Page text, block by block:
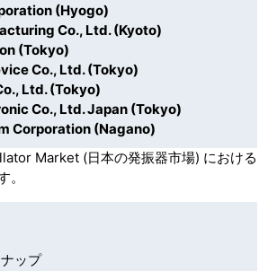
(Hyogo)
Co., Ltd. (Kyoto)
(Tokyo)
Co., Ltd. (Tokyo)
Ltd. (Tokyo)
Co., Ltd. Japan (Tokyo)
Corporation (Nagano)
Market (日本の発振器市場) における
。
ップ